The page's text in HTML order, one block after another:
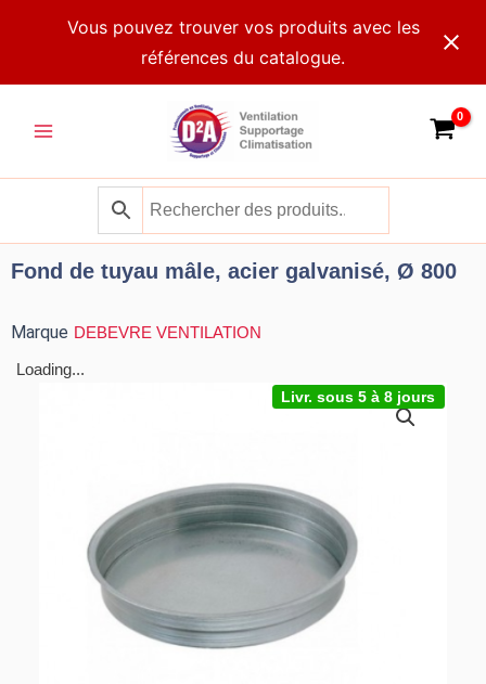
Vous pouvez trouver vos produits avec les
références du catalogue.
Menu
Fond de tuyau mâle, acier galvanisé, Ø 800
Marque DEBEVRE VENTILATION
Loading...
Livr. sous 5 à 8 jours